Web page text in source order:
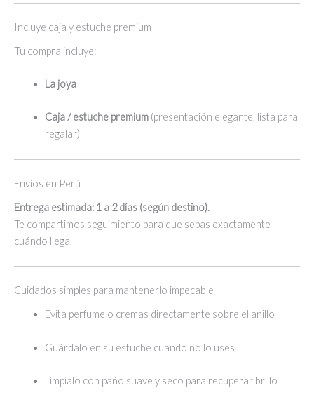
Incluye caja y estuche premium
Tu compra incluye:
La joya
Caja / estuche premium(presentación elegante, lista para
regalar)
Envíos en Perú
Entrega estimada: 1 a 2 días (según destino).
Te compartimos seguimiento para que sepas exactamente
cuándo llega.
Cuidados simples para mantenerlo impecable
Evita perfume o cremas directamente sobre el anillo
Guárdalo en su estuche cuando no lo uses
Límpialo con paño suave y seco para recuperar brillo